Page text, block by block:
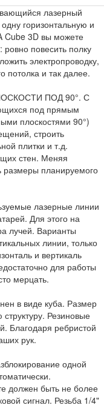
лазерный
горизонтальную и
Cube 3D вы можете
ровно повесить полку
электропроводку,
потолка и так далее.
ПОД 90°. С
под прямым
плоскостями 90°)
строить
плитки и т.д.
стен. Меняя
размеры планируемого
лазерные линии
Для этого на
лучей. Варианты
линии, только
и вертикаль
для работы
мерцать.
в виде куба. Размер
Резиновые
Благодаря ребристой
рук.
одной
должен быть не более
сигнал. Резьба 1/4"